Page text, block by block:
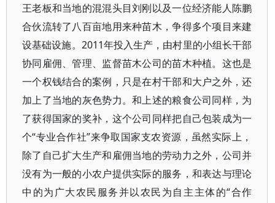
王老板和当地的混混头目刘刚以及一位经济能人陈鹏
合伙流转了八百亩地用来种苗木，争得多个项目来建
设基础设施。2011年投入生产，由村里的小组长干部
协同雇佣、管理、监督苗木公司的苗木种植。这也是
一个权钱结合的案例，只是在村干部和大户之外，还
加上了当地的灰色势力。和上述的粮食公司同样，为
了获得国家的奖补，这个公司同样把自己包装成为一
个“专业合作社”来争取国家支农资源，虽然实际上，
除了自己扩大生产和雇佣当地的劳动力之外，公司并
没有为一般的小农户提供实际的服务，和表达与理论
中的为广大农民服务并以农民为自主主体的“合作